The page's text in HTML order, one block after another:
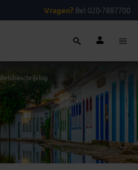
Vragen? Bel 020-7887700
Reisbeschrijving